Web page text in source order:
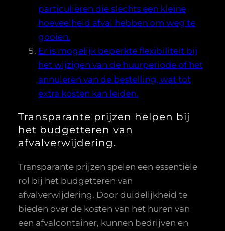
particulieren die slechts een kleine
hoeveelheid afval hebben om weg te
gooien.
Er is mogelijk beperkte flexibiliteit bij
het wijzigen van de huurperiode of het
annuleren van de bestelling, wat tot
extra kosten kan leiden.
Transparante prijzen helpen bij
het budgetteren van
afvalverwijdering.
Transparante prijzen spelen een essentiële
rol bij het budgetteren van
afvalverwijdering. Door duidelijkheid te
bieden over de kosten van het huren van
een afvalcontainer, kunnen bedrijven en